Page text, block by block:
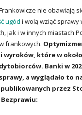
nie obawiają
ugód i wolą wziąć sprawy
jak i w innych miastach
frankowych.
które w około
Banki w
a wyglądało to
przez